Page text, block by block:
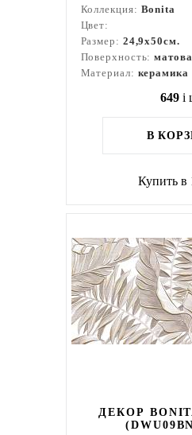
Коллекция: Bonita
Цвет:
Размер: 24,9x50см.
Поверхность:
Материал: керамика
649 i
В
Купить в
ДЕКОР